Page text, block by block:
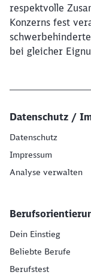
respektvolle
Konzerns fest
bei gleicher
Datenschutz /
Datenschutz
Impressum
Analyse verwalten
Dein Einstieg
Beliebte Berufe
Berufstest